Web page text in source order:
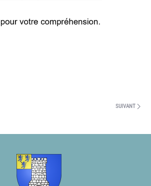
SUIVANT